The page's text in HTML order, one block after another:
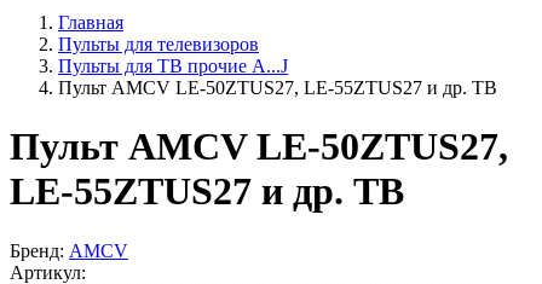
Главная
Пульты для телевизоров
Пульты для ТВ прочие A...J
Пульт AMCV LE-50ZTUS27, LE-55ZTUS27 и др. ТВ
Пульт AMCV LE-50ZTUS27,
LE-55ZTUS27 и др. ТВ
Бренд: AMCV
Артикул: